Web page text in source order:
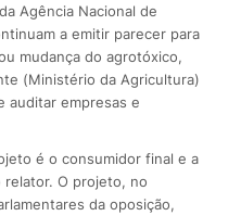
Agência Nacional de
a emitir parecer para
mudança do agrotóxico,
(Ministério da Agricultura)
auditar empresas e
é o consumidor final e a
relator. O projeto, no
da oposição,